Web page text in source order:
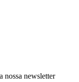
nossa newsletter